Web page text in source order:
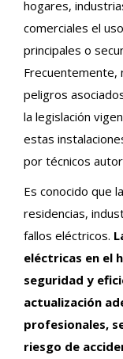
hogares,
comerciales el
principales o
Frecuentemente,
peligros
la legislación
estas
por técnicos
Es conocido que
residencias,
fallos eléctricos.
eléctricas en el
seguridad y
actualización
profesionales,
riesgo de